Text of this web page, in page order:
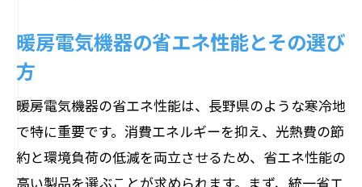
長野県で使える業務用電気機器の特徴
荻原電機が選ぶ、信頼の業務用電気機器
長野県のビジネスに最適な業務用機器
業務効率を上げる電気機器の選定基準
暖房電気機器の省エネ性能とその選び
方
暖房電気機器の省エネ性能は、長野県のような寒冷地
で特に重要です。消費エネルギーを抑え、光熱費の節
約と環境負荷の低減を両立させるため、省エネ性能の
高い製品を選ぶことが求められます。まず、統一省エ